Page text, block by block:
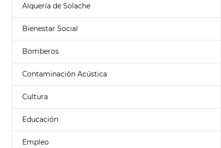
Alquería de Solache
Bienestar Social
Bomberos
Contaminación Acústica
Cultura
Educación
Empleo